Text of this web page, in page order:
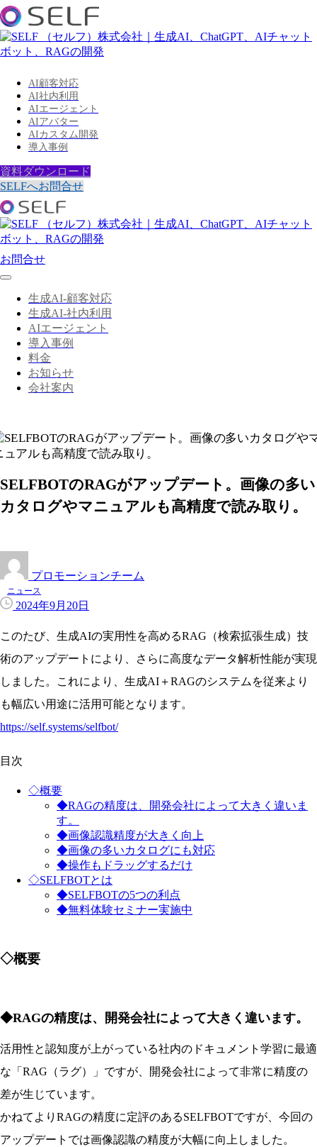
AI顧客対応
AI社内利用
AIエージェント
AIアバター
AIカスタム開発
導入事例
資料ダウンロード
SELFへお問合せ
お問合せ
生成AI-顧客対応
生成AI-社内利用
AIエージェント
導入事例
料金
お知らせ
会社案内
SELFBOTのRAGがアップデート。画像の多い
カタログやマニュアルも高精度で読み取り。
プロモーションチーム
ニュース
2024年9月20日
このたび、生成AIの実用性を高めるRAG（検索拡張生成）技
術のアップデートにより、さらに高度なデータ解析性能が実現
しました。これにより、生成AI＋RAGのシステムを従来より
も幅広い用途に活用可能となります。
https://self.systems/selfbot/
目次
◇概要
◆RAGの精度は、開発会社によって大きく違いま
す。
◆画像認識精度が大きく向上
◆画像の多いカタログにも対応
◆操作もドラッグするだけ
◇SELFBOTとは
◆SELFBOTの5つの利点
◆無料体験セミナー実施中
◇概要
◆RAGの精度は、開発会社によって大きく違います。
活用性と認知度が上がっている社内のドキュメント学習に最適
な「RAG（ラグ）」ですが、開発会社によって非常に精度の
差が生じています。
かねてよりRAGの精度に定評のあるSELFBOTですが、今回の
アップデートでは画像認識の精度が大幅に向上しました。